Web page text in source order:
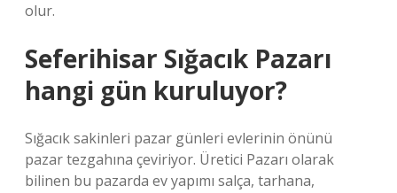
olur.
Seferihisar Sığacık Pazarı
hangi gün kuruluyor?
Sığacık sakinleri pazar günleri evlerinin önünü
pazar tezgahına çeviriyor. Üretici Pazarı olarak
bilinen bu pazarda ev yapımı salça, tarhana,